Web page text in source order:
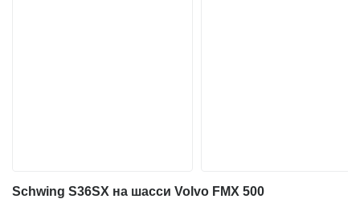
Schwing S36SX на шасси Volvo FMX 500